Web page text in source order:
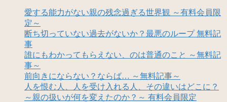
愛する能力がない親の残念過ぎる世界観 ～有料会員限
定～
断ち切っていない過去がないか？最悪のループ 無料記
事
誰にもわかってもらえない、のは普通のこと ～無料記
事～
前向きにならない？ならば… ～無料記事～
人を恨む人、人を受け入れる人、その違いはどこに？
～親の扱いが何を変えたのか？～ 有料会員限定